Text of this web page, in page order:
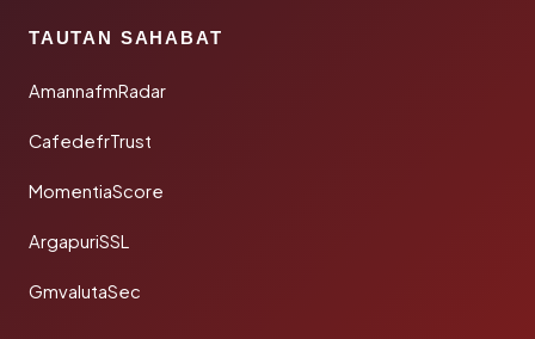
TAUTAN SAHABAT
AmannafmRadar
CafedefrTrust
MomentiaScore
ArgapuriSSL
GmvalutaSec